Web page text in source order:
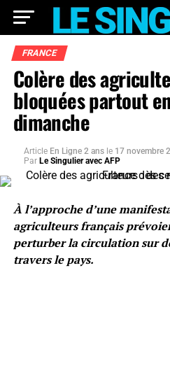
FRANCE
Colère des
bloquées partout
dimanche
Article En Ligne 2 ans le 17 novembre
Par Le Singulier avec AFP
À l’approche d’une
agriculteurs français
perturber la circulation sur
travers le pays.